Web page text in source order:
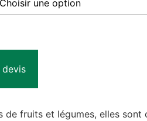
devis
de fruits et légumes, elles sont